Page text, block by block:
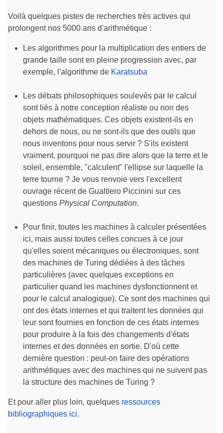
Voilà quelques pistes de recherches très actives qui
prolongent nos 5000 ans d'arithmétique :
Les algorithmes pour la multiplication des entiers de
grande taille sont en pleine progression avec, par
exemple, l'algorithme de Karatsuba
Les débats philosophiques soulevés par le calcul
sont liés à notre conception réaliste ou non des
objets mathématiques. Ces objets existent-ils en
dehors de nous, ou ne sont-ils que des outils que
nous inventons pour nous servir ? S'ils existent
vraiment, pourquoi ne pas dire alors que la terre et le
soleil, ensemble, "calculent" l'ellipse sur laquelle la
terre tourne ? Je vous renvoie vers l'excellent
ouvrage récent de Gualtiero Piccinini sur ces
questions Physical Computation.
Pour finir, toutes les machines à calculer présentées
ici, mais aussi toutes celles concues à ce jour
qu'elles soient mécaniques ou électroniques, sont
des machines de Turing dédiées à des tâches
particulières (avec quelques exceptions en
particulier quand les machines dysfonctionnent et
pour le calcul analogique). Ce sont des machines qui
ont des états internes et qui traitent les données qui
leur sont fournies en fonction de ces états internes
pour produire à la fois des changements d'états
internes et des données en sortie. D'où cette
dernière question : peut-on faire des opérations
arithmétiques avec des machines qui ne suivent pas
la structure des machines de Turing ?
Et pour aller plus loin, quelques ressources
bibliographiques ici.